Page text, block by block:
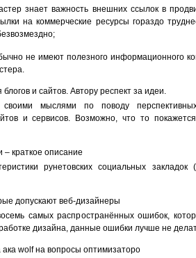
знает важность внешних ссылок в
на коммерческие ресурсы гораздо
не имеют полезного информационного
и сайтов. Автору респект за идеи.
мыслями по поводу
и сервисов. Возможно, что то
краткое описание
рунетовских социальных
допускают веб-дизайнеры
самых распространённых ошибок,
дизайна, данные ошибки лучше не
wolf на вопросы оптимизаторо